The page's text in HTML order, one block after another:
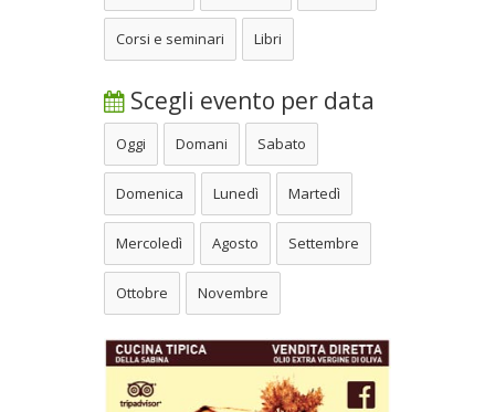
Corsi e seminari Libri
Scegli evento per data
Oggi Domani Sabato
Domenica Lunedì Martedì
Mercoledì Agosto Settembre
Ottobre Novembre